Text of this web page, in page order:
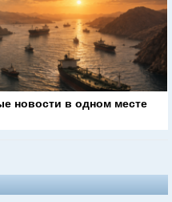
новости в одном месте